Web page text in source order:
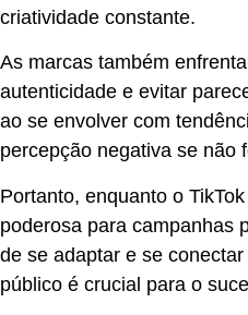
criatividade constante.
As marcas também
autenticidade e evitar
ao se envolver com
percepção negativa se não
Portanto, enquanto o
poderosa para campanhas
de se adaptar e se
público é crucial para o